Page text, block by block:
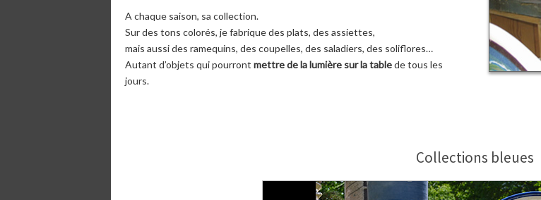
A chaque saison, sa collection.
Sur des tons colorés, je fabrique des plats, des assiettes,
mais aussi des ramequins, des coupelles, des saladiers, des soliflores…
Autant d’objets qui pourront mettre de la lumière sur la tablede tous les
jours.
Collections bleues